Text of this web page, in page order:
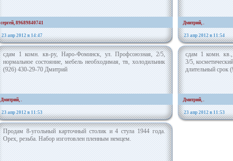
сергей, 89689840741
23 апр 2012 в 14:47
Дмитрий, .
23 апр 2012 в 11:54
сдам 1 комн. кв-ру, Наро-Фоминск, ул. Профсоюзная, 2/5,
нормальное состояние, мебель необходимая, тв, холодильник
(926) 430-29-70 Дмитрий
Дмитрий, .
23 апр 2012 в 11:53
сдам 1 комн.
3/5,
длительный срок
Дмитрий, .
23 апр 2012 в 11:53
Продам 8-угольный карточный столик и 4 стула 1944 года.
Орех, резьба. Набор изготовлен пленным немцем.